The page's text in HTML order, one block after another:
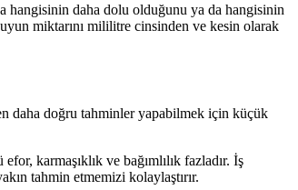
hangisinin daha dolu olduğunu ya da hangisinin
miktarını mililitre cinsinden ve kesin olarak
daha doğru tahminler yapabilmek için küçük
karmaşıklık ve bağımlılık fazladır. İş
tahmin etmemizi kolaylaştırır.